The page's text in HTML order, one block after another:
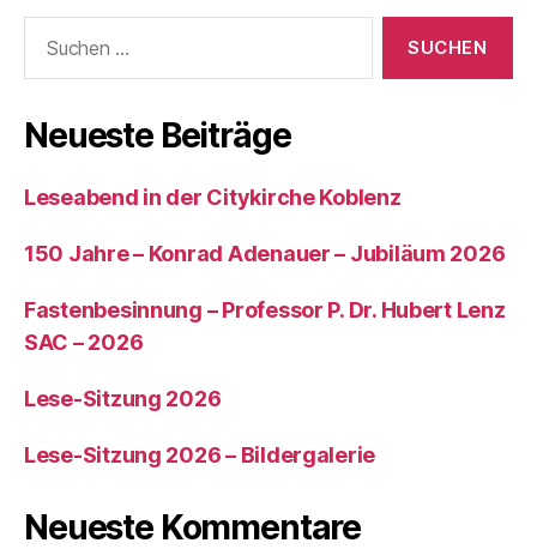
Neueste Beiträge
Leseabend in der Citykirche Koblenz
150 Jahre – Konrad Adenauer – Jubiläum 2026
Fastenbesinnung – Professor P. Dr. Hubert Lenz
SAC – 2026
Lese-Sitzung 2026
Lese-Sitzung 2026 – Bildergalerie
Neueste Kommentare